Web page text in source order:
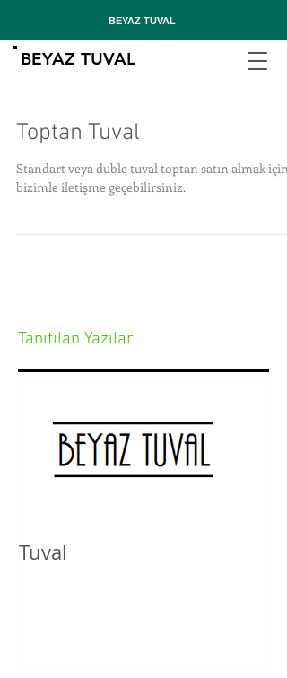
BEYAZ TUVAL
BEYAZ TUVAL
Toptan Tuval
Standart veya duble tuval toptan satın almak için
bizimle iletişme geçebilirsiniz.
Tanıtılan Yazılar
Tuval